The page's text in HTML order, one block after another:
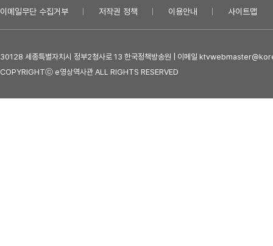
이메일무단 수집거부 저작권 정책 이용안내 사이트맵
30128 세종특별자치시 정부2청사로 13 한국정책방송원 | 이메일
COPYRIGHTⓒ e영상역사관 ALL RIGHTS RESERVED